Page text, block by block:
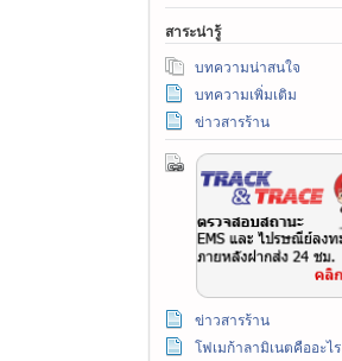
สาระน่ารู้
บทความน่าสนใจ
บทความเพิ่มเติม
ข่าวสารร้าน
ข่าวสารร้าน
โฟเมก้าลามิเนตคืออะไร